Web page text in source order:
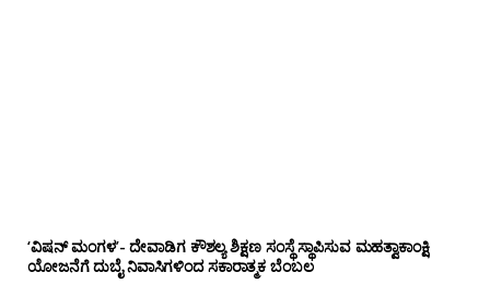
‘ವಿಷನ್ ಮಂಗಳ’- ದೇವಾಡಿಗ ಕೌಶಲ್ಯ ಶಿಕ್ಷಣ ಸಂಸ್ಥೆ ಸ್ಥಾಪಿಸುವ ಮಹತ್ವಾಕಾಂಕ್ಷಿ
ಯೋಜನೆಗೆ ದುಬೈ ನಿವಾಸಿಗಳಿಂದ ಸಕಾರಾತ್ಮಕ ಬೆಂಬಲ